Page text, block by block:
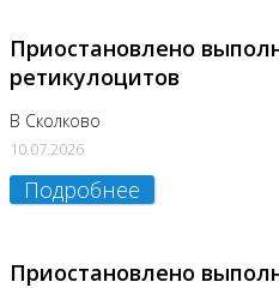
Приостановлено
ретикулоцитов
В Сколково
10.07.2026
Подробнее
Приостановлено